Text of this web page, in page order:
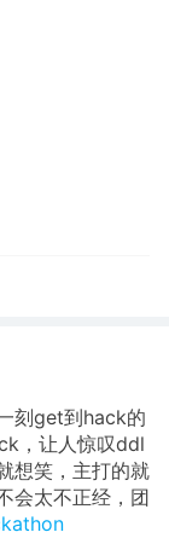
刻get到hack的
，让人惊叹ddl
想笑，主打的就
会太不正经，团